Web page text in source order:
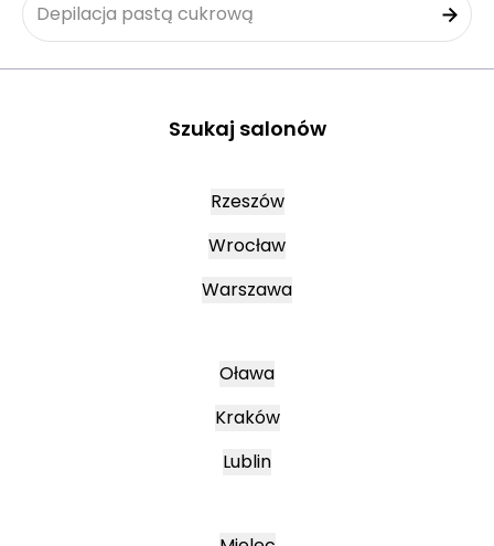
Depilacja pastą cukrową
Szukaj salonów
Rzeszów
Wrocław
Warszawa
Oława
Kraków
Lublin